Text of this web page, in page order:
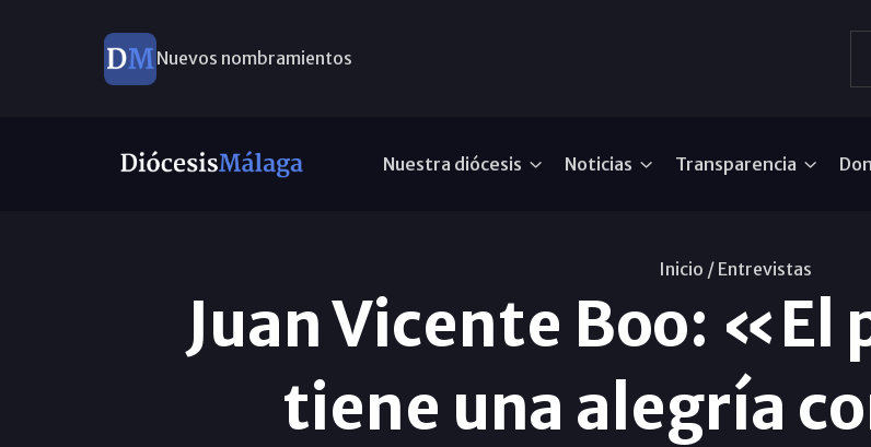
Nuevos nombramientos
Nuestra diócesis Noticias Transparencia
Inicio / Entrevistas
Juan Vicente Boo: «El
tiene una alegría